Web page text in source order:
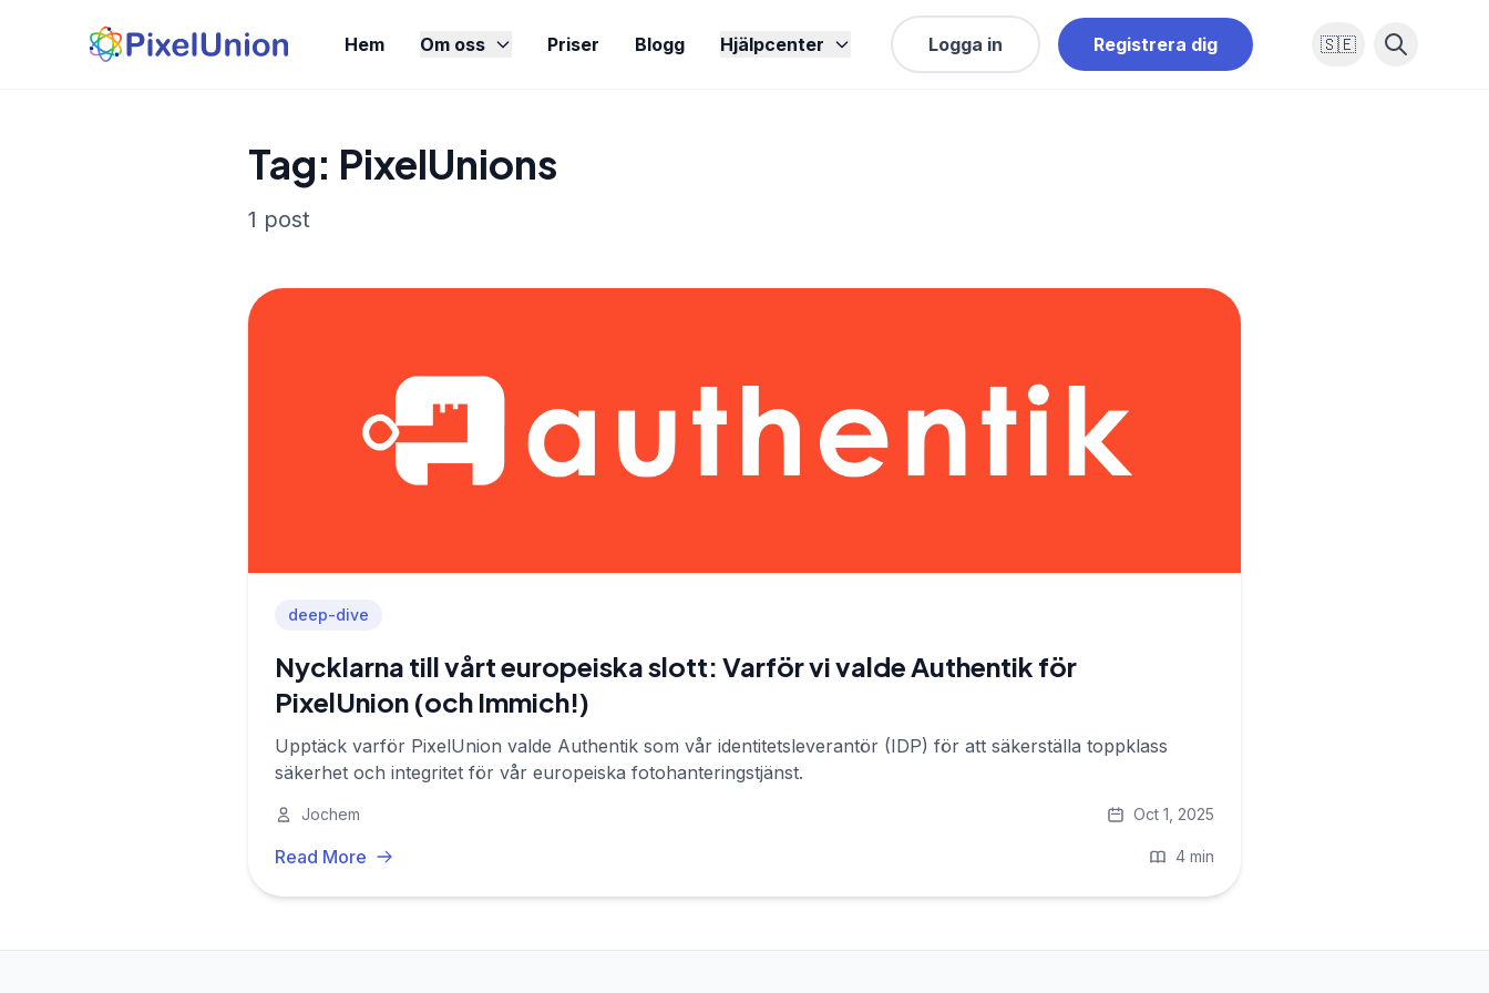
Hem Om oss Priser Blogg Hjälpcenter Logga in Registrera dig 🇸🇪
Tag: PixelUnions
1 post
deep-dive
Nycklarna till vårt europeiska slott: Varför vi valde Authentik för
PixelUnion (och Immich!)
Upptäck varför PixelUnion valde Authentik som vår identitetsleverantör (IDP) för att säkerställa toppklass
säkerhet och integritet för vår europeiska fotohanteringstjänst.
Jochem Oct 1, 2025
Read More 4 min